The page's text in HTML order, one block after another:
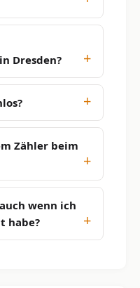
Dresden?
Zähler beim
wenn ich
habe?